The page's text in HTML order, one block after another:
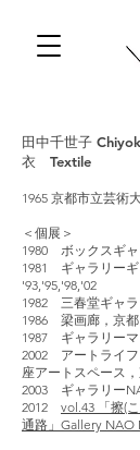
田中千世子
衣 Textile
1965 京都市立芸術
＜個展＞
1980 ボックスギ
1981 ギャラリーギ
'93,'95,'98,'02
1982 三春堂ギャ
1986 梁画廊，京都
1987 ギャラリー
2002 アートライフ
座アートスペース
2003 ギャラリー
2012 vol.43 「擦(
通路」Gallery NAO